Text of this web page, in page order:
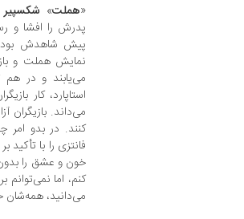
«هملت» شکسپیر
پدرش را افشا و
پیش شاهدش
نمایش هملت و
می‌یابند و در هم
استاپارد، کار
می‌داند. بازیگران
کنند. در بدو
فانتزی را با
خون و عشق را بدون
کنم، اما
می‌دانید، همه‌شان